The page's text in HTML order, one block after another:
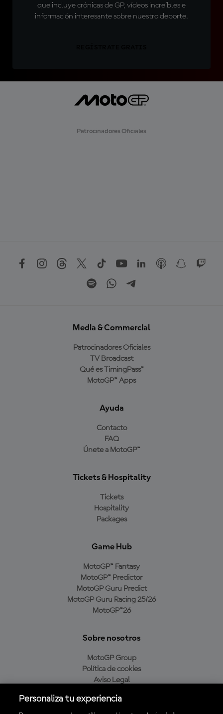
que incluye crónicas de GP, vídeos increíbles e
información interesante sobre nuestro deporte.
Patrocinadores Oficiales
Media & Commercial
Patrocinadores Oficiales
TV Broadcast
Qué es TimingPass™
MotoGP™ Apps
Ayuda
Contacto
FAQ
Únete a MotoGP™
Tickets & Hospitality
Tickets
Hospitality
Packages
Game Hub
MotoGP™ Fantasy
MotoGP™ Predictor
MotoGP Guru Predict
MotoGP Guru Racing 25/26
MotoGP™26
Sobre nosotros
MotoGP Group
Política de cookies
Aviso Legal
Política de compra
Personaliza tu experiencia